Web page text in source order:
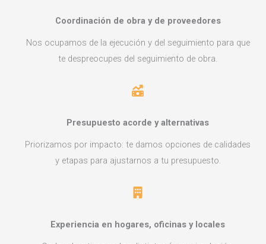
Coordinación de obra y de proveedores
Nos ocupamos de la ejecución y del seguimiento para que
te despreocupes del seguimiento de obra.
Presupuesto acorde y alternativas
Priorizamos por impacto: te damos opciones de calidades
y etapas para ajustarnos a tu presupuesto.
Experiencia en hogares, oficinas y locales